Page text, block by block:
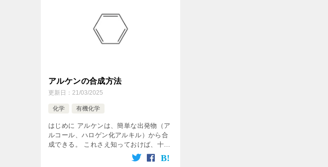
アルケンの合成方法
更新日： 21/03/2025
化学 有機化学
はじめに アルケンは、簡単な出発物（ア
ルコール、ハロゲン化アルキル）から合
成できる。 これさえ知っておけば、十分
だと言える。 アルケンの反応といえば付
加反応であるように、アルケンの合成と